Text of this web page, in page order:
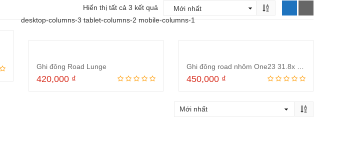
Hiển thị tất cả 3 kết quả
desktop-columns-3 tablet-columns-2 mobile-columns-1
Ghi đông Road Lunge
420,000 ₫ 450,000 ₫